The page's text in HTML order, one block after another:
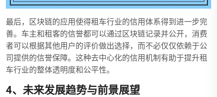
最后，区块链的应用使得租车行业的信用体系得到进一步完
善。车主和租客的信誉都可以通过区块链记录并公开，消费
者可以根据其他用户的评价做出选择，而不必仅仅依赖于公
司提供的信誉保障。这种去中心化的信用机制有助于提升租
车行业的整体透明度和公平性。
4、未来发展趋势与前景展望